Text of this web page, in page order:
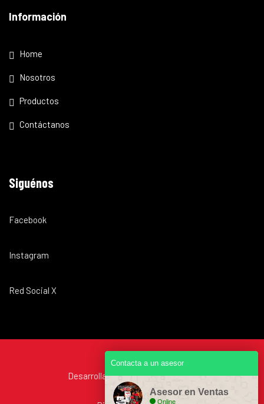
Información
Home
Nosotros
Productos
Contáctanos
Siguénos
Facebook
Instagram
Red Social X
Desarrollado porimpulsa.Website
Contacta a un asesor
Asesor en Ventas
Online